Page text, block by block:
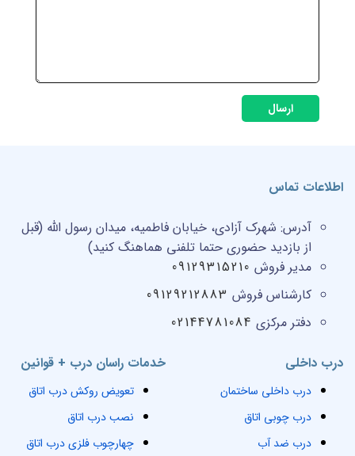
ارسال
خدمات راسان درب + قوانین
تعویض روکش درب اتاق
نصب درب اتاق
چهارچوب فلزی درب اتاق
درب داخلی
درب داخلی ساختمان
درب چوبی اتاق
درب ضد آب
اطلاعات تماس
آدرس: شهرک آزادی، خیابان فاطمیه، میدان رسول الله (قبل
از بازدید حضوری حتما تلفنی هماهنگ کنید)
مدیر فروش 09129315210
کارشناس فروش 09129212883
دفتر مرکزی 02144781084